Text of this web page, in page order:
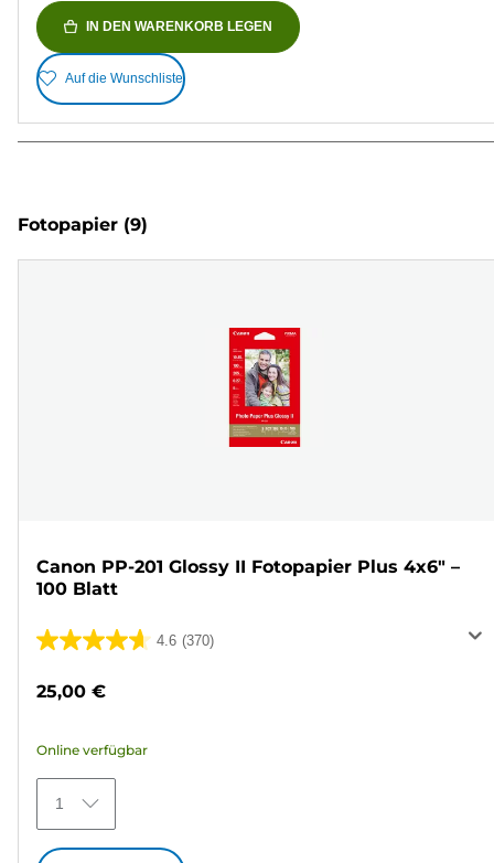
IN DEN WARENKORB LEGEN
Auf die Wunschliste
Fotopapier (9)
Canon PP-201 Glossy II Fotopapier Plus 4x6" –
100 Blatt
4.6 (370)
4.6
370
Bewertungen
25,00 €
Online verfügbar
1